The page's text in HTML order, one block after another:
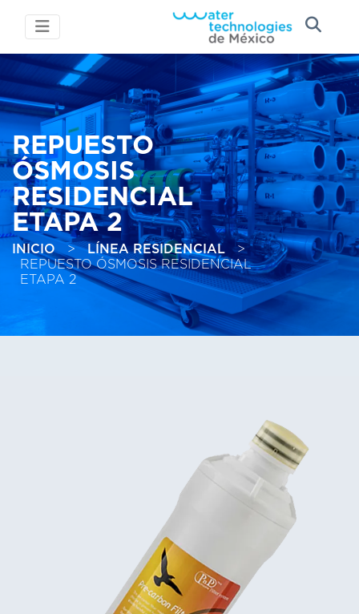
REPUESTO
ÓSMOSIS
RESIDENCIAL
ETAPA 2
INICIO > LÍNEA RESIDENCIAL
>
REPUESTO ÓSMOSIS RESIDENCIAL
ETAPA 2